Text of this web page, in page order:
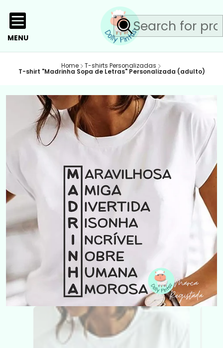
MENU
Home T-shirts Personalizadas
T-shirt "Madrinha Sopa de Letras" Personalizada (adulto)